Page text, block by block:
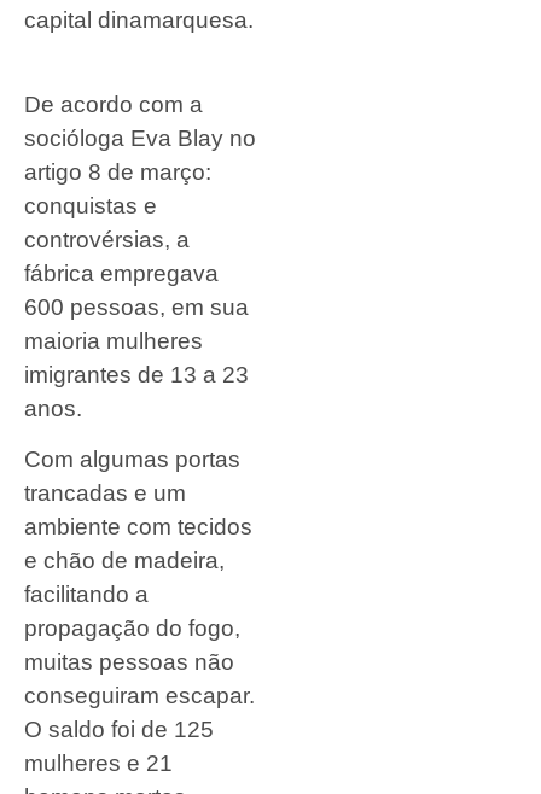
capital dinamarquesa.
De acordo com a
socióloga Eva Blay no
artigo 8 de março:
conquistas e
controvérsias, a
fábrica empregava
600 pessoas, em sua
maioria mulheres
imigrantes de 13 a 23
anos.
Com algumas portas
trancadas e um
ambiente com tecidos
e chão de madeira,
facilitando a
propagação do fogo,
muitas pessoas não
conseguiram escapar.
O saldo foi de 125
mulheres e 21